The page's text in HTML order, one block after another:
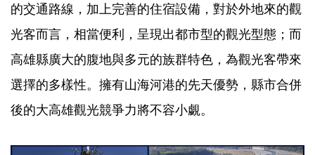
的交通路線，加上完善的住宿設備，對於外地來的觀
光客而言，相當便利，呈現出都市型的觀光型態；而
高雄縣廣大的腹地與多元的族群特色，為觀光客帶來
選擇的多樣性。擁有山海河港的先天優勢，縣市合併
後的大高雄觀光競爭力將不容小覷。